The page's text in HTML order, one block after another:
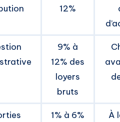
12%
9% à
12% des
loyers
bruts
1% à 6%
À